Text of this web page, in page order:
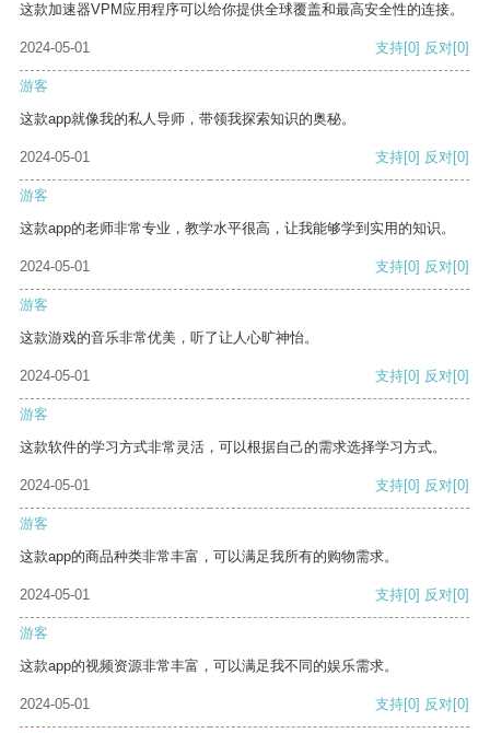
这款加速器VPM应用程序可以给你提供全球覆盖和最高安全性的连接。
2024-05-01 支持[0] 反对[0]
游客
这款app就像我的私人导师，带领我探索知识的奥秘。
2024-05-01 支持[0] 反对[0]
游客
这款app的老师非常专业，教学水平很高，让我能够学到实用的知识。
2024-05-01 支持[0] 反对[0]
游客
这款游戏的音乐非常优美，听了让人心旷神怡。
2024-05-01 支持[0] 反对[0]
游客
这款软件的学习方式非常灵活，可以根据自己的需求选择学习方式。
2024-05-01 支持[0] 反对[0]
游客
这款app的商品种类非常丰富，可以满足我所有的购物需求。
2024-05-01 支持[0] 反对[0]
游客
这款app的视频资源非常丰富，可以满足我不同的娱乐需求。
2024-05-01 支持[0] 反对[0]